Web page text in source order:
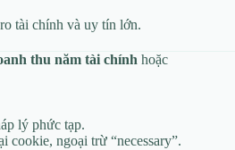
tài chính và uy tín lớn.
thu năm tài chính hoặc
lý phức tạp.
cookie, ngoại trừ “necessary”.